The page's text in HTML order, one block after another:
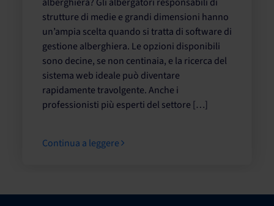
strutture di medie e grandi dimensioni hanno
un’ampia scelta quando si tratta di software di
gestione alberghiera. Le opzioni disponibili
sono decine, se non centinaia, e la ricerca del
sistema web ideale può diventare
rapidamente travolgente. Anche i
professionisti più esperti del settore […]
Continua a leggere